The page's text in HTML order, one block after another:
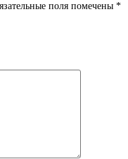
поля помечены *